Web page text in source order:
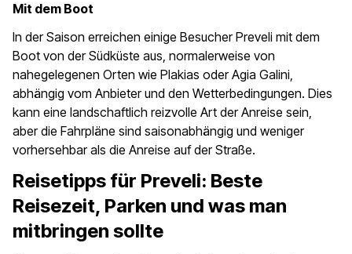
Mit dem Boot
In der Saison erreichen einige Besucher Preveli mit dem
Boot von der Südküste aus, normalerweise von
nahegelegenen Orten wie Plakias oder Agia Galini,
abhängig vom Anbieter und den Wetterbedingungen. Dies
kann eine landschaftlich reizvolle Art der Anreise sein,
aber die Fahrpläne sind saisonabhängig und weniger
vorhersehbar als die Anreise auf der Straße.
Reisetipps für Preveli: Beste
Reisezeit, Parken und was man
mitbringen sollte